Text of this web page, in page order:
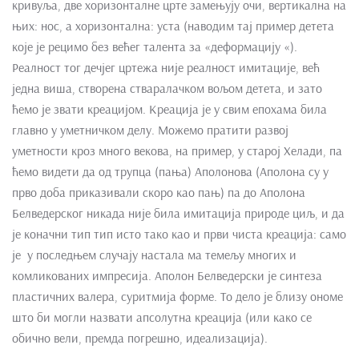
кривуља, две хоризонталне црте замењују очи, вертикална на
њих: нос, а хоризонтална: уста (наводим тај пример детета
које је рецимо без већег талента за «деформацију «).
Реалност тог дечјег цртежа није реалност имитације, већ
једна виша, створена стваралачком вољом детета, и зато
ћемо је звати креацијом. Креација је у свим епохама била
главно у уметничком делу. Можемо пратити развој
уметности кроз много векова, на пример, у старој Хелади, па
ћемо видети да од трупца (пања) Аполонова (Аполона су у
прво доба приказивали скоро као пањ) па до Аполона
Белведерског никада није била имитација природе циљ, и да
је коначни тип тип исто тако као и први чиста креација: само
је у последњем случају настала ма темељу многих и
комликованих импресија. Аполон Белведерски је синтеза
пластичних валера, суритмија форме. То дело је близу ономе
што би могли назвати апсолутна креација (или како се
обично вели, премда погрешно, идеализација).